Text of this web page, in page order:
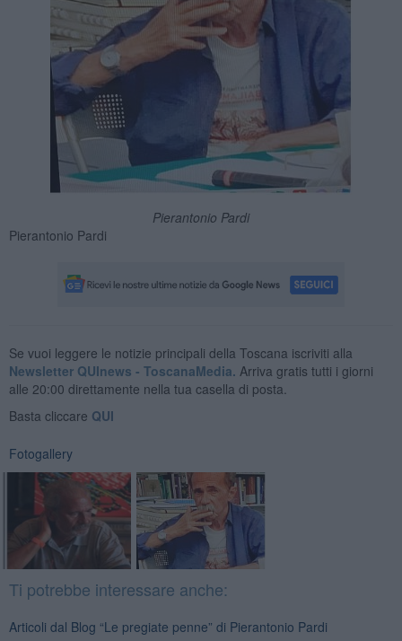
Pierantonio Pardi
Pierantonio Pardi
Se vuoi leggere le notizie principali della Toscana iscriviti alla
Newsletter QUInews - ToscanaMedia. Arriva gratis tutti i giorni
alle 20:00 direttamente nella tua casella di posta.
Basta cliccare QUI
Fotogallery
Ti potrebbe interessare anche:
Articoli dal Blog “Le pregiate penne” di Pierantonio Pardi